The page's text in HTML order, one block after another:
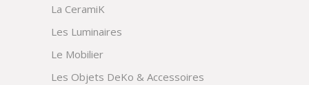
La CeramiK
Les Luminaires
Le Mobilier
Les Objets DeKo & Accessoires